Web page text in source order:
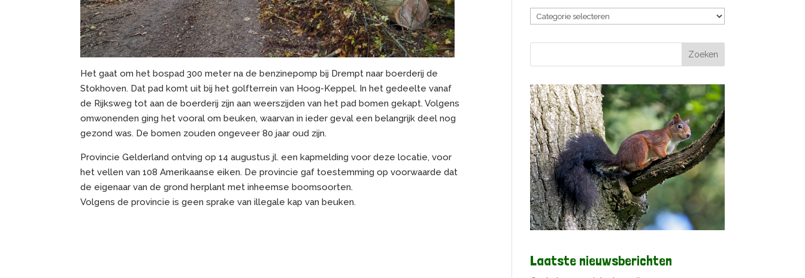
Het gaat om het bospad 300 meter na de benzinepomp bij Drempt naar boerderij de
Stokhoven. Dat pad komt uit bij het golfterrein van Hoog-Keppel. In het gedeelte vanaf
de Rijksweg tot aan de boerderij zijn aan weerszijden van het pad bomen gekapt. Volgens
omwonenden ging het vooral om beuken, waarvan in ieder geval een belangrijk deel nog
gezond was. De bomen zouden ongeveer 80 jaar oud zijn.
Provincie Gelderland ontving op 14 augustus jl. een kapmelding voor deze locatie, voor
het vellen van 108 Amerikaanse eiken. De provincie gaf toestemming op voorwaarde dat
de eigenaar van de grond herplant met inheemse boomsoorten.
Volgens de provincie is geen sprake van illegale kap van beuken.
Alle
Laatste nieuwsberichten